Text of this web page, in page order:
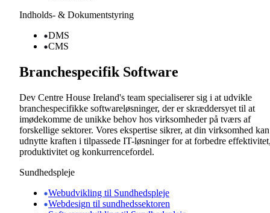
Indholds- & Dokumentstyring
DMS
CMS
Branchespecifik Software
Dev Centre House Ireland's team specialiserer sig i at udvikle
branchespecifikke softwareløsninger, der er skræddersyet til at
imødekomme de unikke behov hos virksomheder på tværs af
forskellige sektorer. Vores ekspertise sikrer, at din virksomhed kan
udnytte kraften i tilpassede IT-løsninger for at forbedre
produktivitet og konkurrencefordel.
Sundhedspleje
Webudvikling til Sundhedspleje
Webdesign til sundhedssektoren